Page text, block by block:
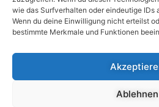
wie das Surfverhalten oder eindeutige IDs
Wenn du deine Einwilligung nicht erteilst
bestimmte Merkmale und Funktionen
Ablehnen
Unternehmen
Links